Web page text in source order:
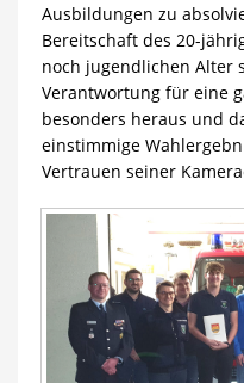
Ausbildungen zu
Bereitschaft des 20-
noch jugendlichen Alter
Verantwortung für eine
besonders heraus und
einstimmige
Vertrauen seiner